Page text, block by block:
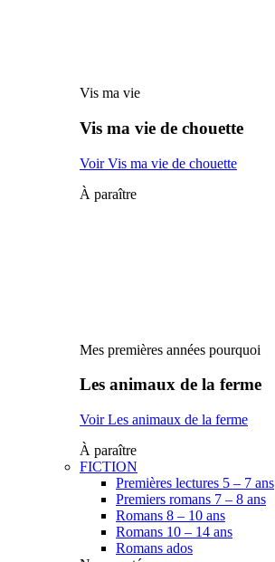
Vis ma vie
Vis ma vie de chouette
Voir Vis ma vie de chouette
À paraître
Mes premières années pourquoi
Les animaux de la ferme
Voir Les animaux de la ferme
À paraître
FICTION
Premières lectures 5 – 7 ans
Premiers romans 7 – 8 ans
Romans 8 – 10 ans
Romans 10 – 14 ans
Romans ados